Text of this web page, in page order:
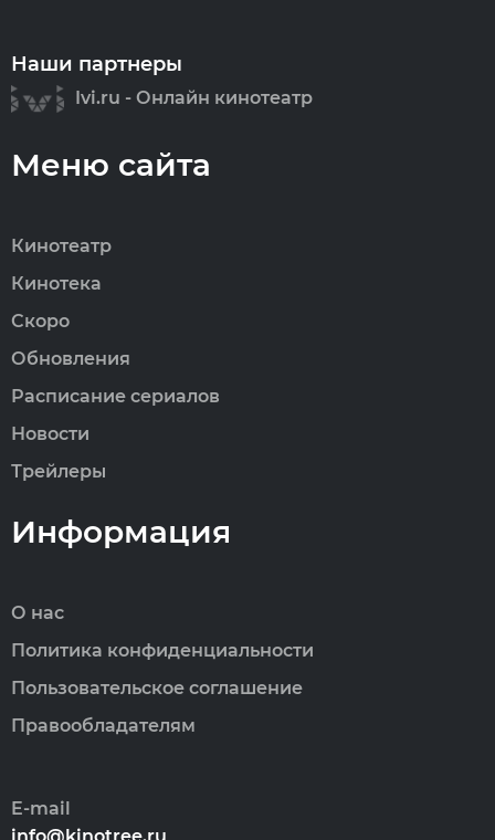
Наши партнеры
Ivi.ru - Онлайн кинотеатр
Меню сайта
Кинотеатр
Кинотека
Скоро
Обновления
Расписание сериалов
Новости
Трейлеры
Информация
О нас
Политика конфиденциальности
Пользовательское соглашение
Правообладателям
E-mail